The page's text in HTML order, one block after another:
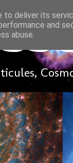
deliver its
and
abuse.